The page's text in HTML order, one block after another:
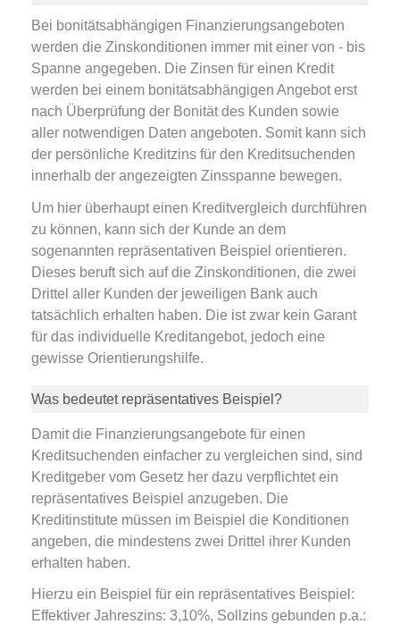
Bei bonitätsabhängigen Finanzierungsangeboten
werden die Zinskonditionen immer mit einer von - bis
Spanne angegeben. Die Zinsen für einen Kredit
werden bei einem bonitätsabhängigen Angebot erst
nach Überprüfung der Bonität des Kunden sowie
aller notwendigen Daten angeboten. Somit kann sich
der persönliche Kreditzins für den Kreditsuchenden
innerhalb der angezeigten Zinsspanne bewegen.
Um hier überhaupt einen Kreditvergleich durchführen
zu können, kann sich der Kunde an dem
sogenannten repräsentativen Beispiel orientieren.
Dieses beruft sich auf die Zinskonditionen, die zwei
Drittel aller Kunden der jeweiligen Bank auch
tatsächlich erhalten haben. Die ist zwar kein Garant
für das individuelle Kreditangebot, jedoch eine
gewisse Orientierungshilfe.
Was bedeutet repräsentatives Beispiel?
Damit die Finanzierungsangebote für einen
Kreditsuchenden einfacher zu vergleichen sind, sind
Kreditgeber vom Gesetz her dazu verpflichtet ein
repräsentatives Beispiel anzugeben. Die
Kreditinstitute müssen im Beispiel die Konditionen
angeben, die mindestens zwei Drittel ihrer Kunden
erhalten haben.
Hierzu ein Beispiel für ein repräsentatives Beispiel:
Effektiver Jahreszins: 3,10%, Sollzins gebunden p.a.: